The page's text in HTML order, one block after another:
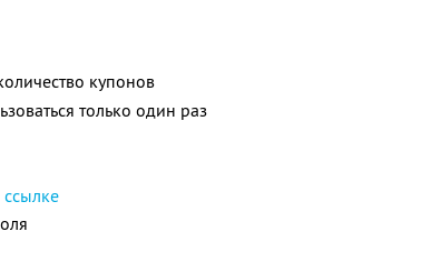
купонов
только один раз
ссылке